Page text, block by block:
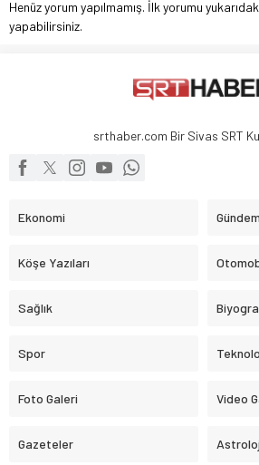
Henüz yorum yapılmamış. İlk yorumu
yapabilirsiniz.
srthaber.com Bir Sivas SRT
Ekonomi Gündem
Köşe Yazıları
Sağlık
Spor
Foto Galeri Video
Gazeteler